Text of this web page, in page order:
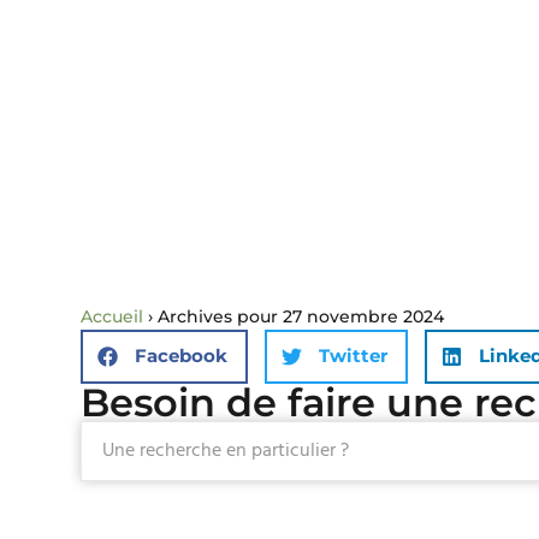
Accueil ›Archives pour 27 novembre 2024
Facebook Twitter
Besoin de faire une